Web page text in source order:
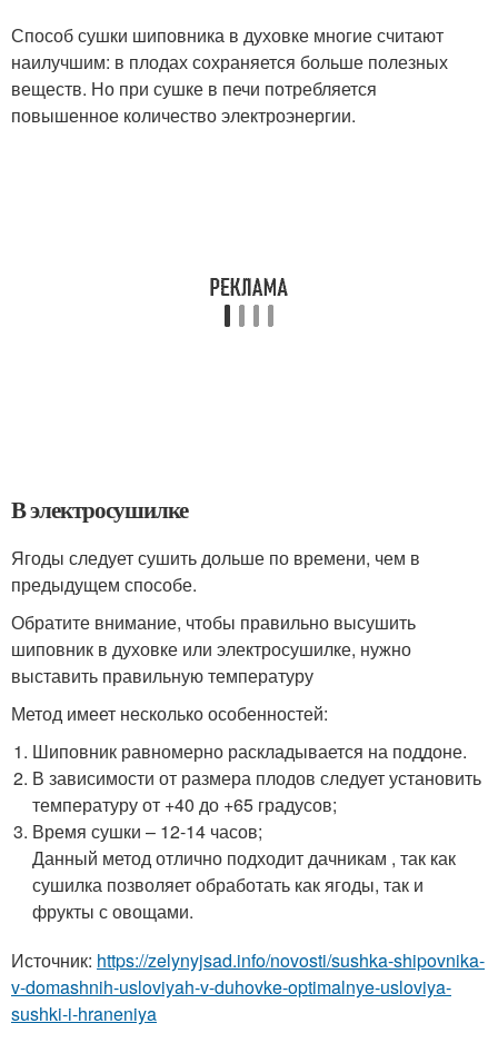
Способ сушки шиповника в духовке многие считают
наилучшим: в плодах сохраняется больше полезных
веществ. Но при сушке в печи потребляется
повышенное количество электроэнергии.
В электросушилке
Ягоды следует сушить дольше по времени, чем в
предыдущем способе.
Обратите внимание, чтобы правильно высушить
шиповник в духовке или электросушилке, нужно
выставить правильную температуру
Метод имеет несколько особенностей:
Шиповник равномерно раскладывается на поддоне.
В зависимости от размера плодов следует установить
температуру от +40 до +65 градусов;
Время сушки – 12-14 часов;
Данный метод отлично подходит дачникам , так как
сушилка позволяет обработать как ягоды, так и
фрукты с овощами.
Источник: https://zelynyjsad.info/novosti/sushka-shipovnika-
v-domashnih-usloviyah-v-duhovke-optimalnye-usloviya-
sushki-i-hraneniya